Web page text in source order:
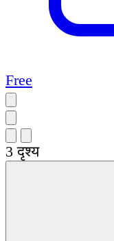
Free
3 दृश्य